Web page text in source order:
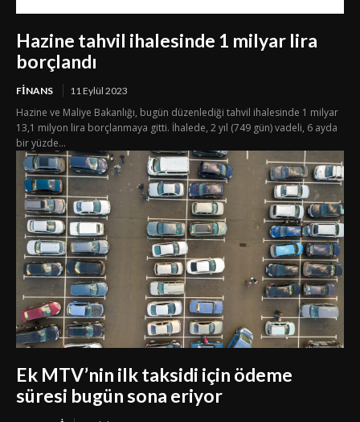
Hazine tahvil ihalesinde 1 milyar lira
borçlandı
FINANS 11 Eylül 2023
Hazine ve Maliye Bakanlığı, bugün düzenlediği tahvil ihalesinde 1 milyar
13,1 milyon lira borçlanmaya gitti. İhalede, 2 yıl (749 gün) vadeli, 6 ayda
bir yüzde...
Ek MTV’nin ilk taksidi için ödeme
süresi bugün sona eriyor